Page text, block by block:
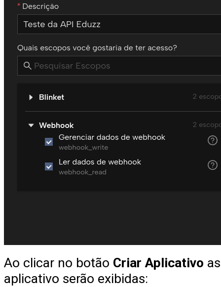
Ao clicar no botão Criar Aplicativo
aplicativo serão exibidas: